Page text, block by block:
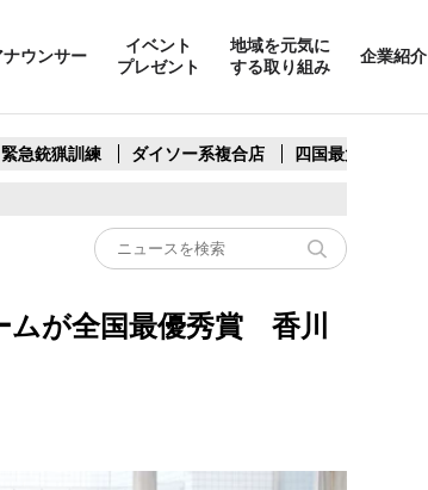
ナウンサー
イベント
プレゼント
地域を元気に
する取り組み
企業紹介
緊急銃猟訓練 ダイソー系複合店 四国最大スリコ
ムが全国最優秀賞 香川